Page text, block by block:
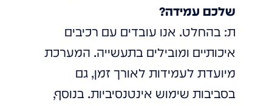
שלכם עמידה?
ת: בהחלט. אנו עובדים עם רכיבים
איכותיים ומובילים בתעשייה. המערכת
מיועדת לעמידות לאורך זמן, גם
בסביבות שימוש אינטנסיביות. בנוסף,